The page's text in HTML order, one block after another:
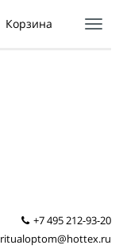
Корзина
+7 495 212-93-20
ritualoptom@hottex.ru